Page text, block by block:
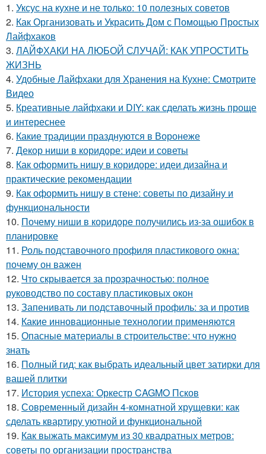
1. Уксус на кухне и не только: 10 полезных советов
2. Как Организовать и Украсить Дом с Помощью Простых
Лайфхаков
3. ЛАЙФХАКИ НА ЛЮБОЙ СЛУЧАЙ: КАК УПРОСТИТЬ
ЖИЗНЬ
4. Удобные Лайфхаки для Хранения на Кухне: Смотрите
Видео
5. Креативные лайфхаки и DIY: как сделать жизнь проще
и интереснее
6. Какие традиции празднуются в Воронеже
7. Декор ниши в коридоре: идеи и советы
8. Как оформить нишу в коридоре: идеи дизайна и
практические рекомендации
9. Как оформить нишу в стене: советы по дизайну и
функциональности
10. Почему ниши в коридоре получились из-за ошибок в
планировке
11. Роль подставочного профиля пластикового окна:
почему он важен
12. Что скрывается за прозрачностью: полное
руководство по составу пластиковых окон
13. Запенивать ли подставочный профиль: за и против
14. Какие инновационные технологии применяются
15. Опасные материалы в строительстве: что нужно
знать
16. Полный гид: как выбрать идеальный цвет затирки для
вашей плитки
17. История успеха: Оркестр CAGMO Псков
18. Современный дизайн 4-комнатной хрущевки: как
сделать квартиру уютной и функциональной
19. Как выжать максимум из 30 квадратных метров:
советы по организации пространства